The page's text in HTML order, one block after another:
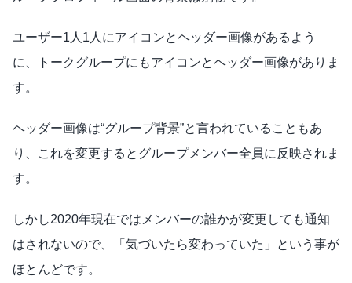
ユーザー1人1人にアイコンとヘッダー画像があるよう
に、トークグループにもアイコンとヘッダー画像がありま
す。
ヘッダー画像は“グループ背景”と言われていることもあ
り、これを変更するとグループメンバー全員に反映されま
す。
しかし2020年現在ではメンバーの誰かが変更しても通知
はされないので、「気づいたら変わっていた」という事が
ほとんどです。